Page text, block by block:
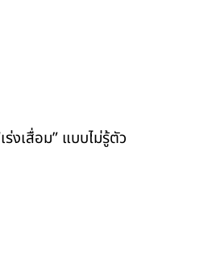
งเสื่อม” แบบไม่รู้ตัว